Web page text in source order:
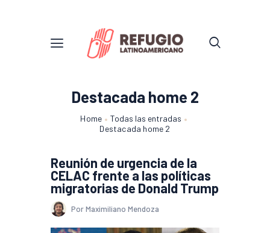
Destacada home 2
Home
Todas las entradas
Destacada home 2
Reunión de urgencia de la
CELAC frente a las políticas
migratorias de Donald Trump
Por Maximiliano Mendoza